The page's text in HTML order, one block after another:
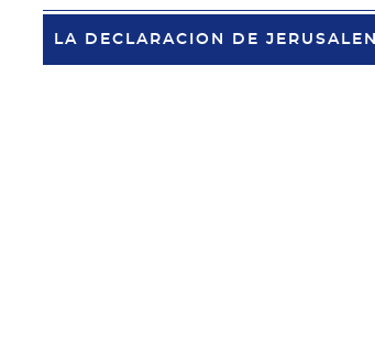
LA DECLARACION DE JERUSALEN